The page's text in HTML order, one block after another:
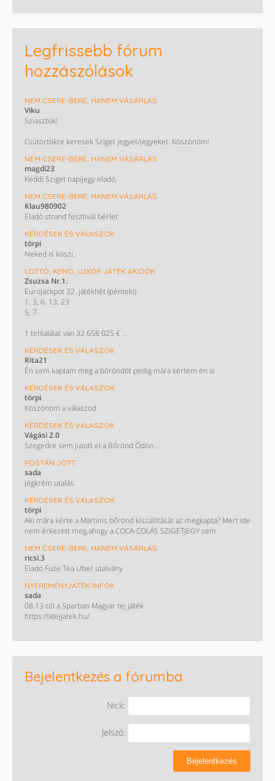
Legfrissebb fórum
hozzászólások
NEM CSERE-BERE, HANEM VÁSÁRLÁS
Viku
Sziasztok!
Csütörtökre keresek Sziget jegyet/jegyeket. Köszönöm!
NEM CSERE-BERE, HANEM VÁSÁRLÁS
magdi23
Keddi Sziget napijegy eladó.
NEM CSERE-BERE, HANEM VÁSÁRLÁS
Klau980902
Eladó strand fesztivál bérlet
KÉRDÉSEK ÉS VÁLASZOK
törpi
Neked is köszi.
LOTTÓ, KENO, LUXOR JÁTÉK AKCIÓK
Zsuzsa Nr.1.
EuroJackpot 32. játékhét (pénteki)
1, 3, 6, 13, 23
5, 7
1 telitalálat van 32 658 025 €
3,6 milliárd Ft
(10 millió €)
KÉRDÉSEK ÉS VÁLASZOK
Rita21
Én sem kaptam meg a bőröndöt pedig mára kértem én is
KÉRDÉSEK ÉS VÁLASZOK
törpi
Köszönöm a válaszod
KÉRDÉSEK ÉS VÁLASZOK
Vágási 2.0
Szegedre sem jutott el a Bőrönd Ödön...
POSTÁN JÖTT
sada
Jégkrém utalás.
KÉRDÉSEK ÉS VÁLASZOK
törpi
Aki mára kérte a Martinis bőrönd kiszállítását az megkapta? Mert ide
nem érkezett meg,ahogy a COCA-COLÁS SZIGETJEGY sem
NEM CSERE-BERE, HANEM VÁSÁRLÁS
ricsi.3
Eladó Fuze Tea Uber utalvány
NYEREMÉNYJÁTÉK INFÓK
sada
08.13-tól a Sparban Magyar tej játék
https://atejjatek.hu/
Bejelentkezés a fórumba
Nick:
Jelszó:
Bejelentkezés